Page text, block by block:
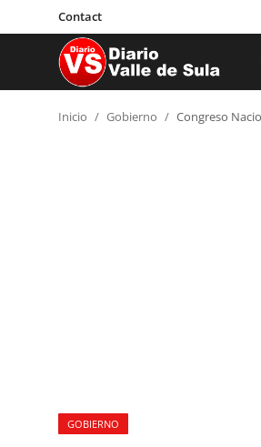
Contact
Sociales
Inicio Gobierno Congreso
GOBIERNO